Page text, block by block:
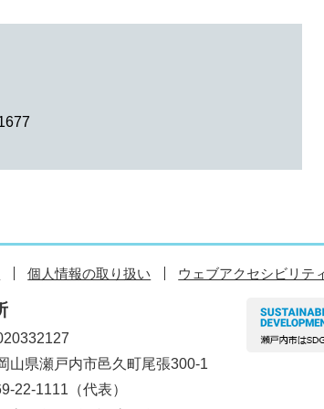
個人情報の取り扱い ウェブアクセシビリテ
県瀬戸内市邑久町尾張300-1
22-1111（代表）